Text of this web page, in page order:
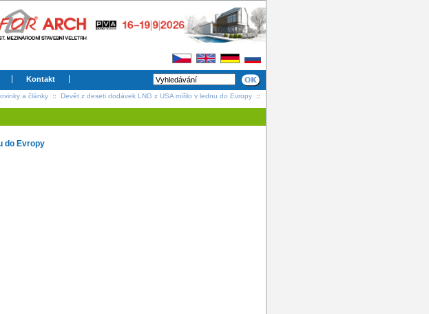
Kontakt
a články :: Devět z deseti dodávek LNG z USA mířilo v lednu do Evropy ::
do Evropy